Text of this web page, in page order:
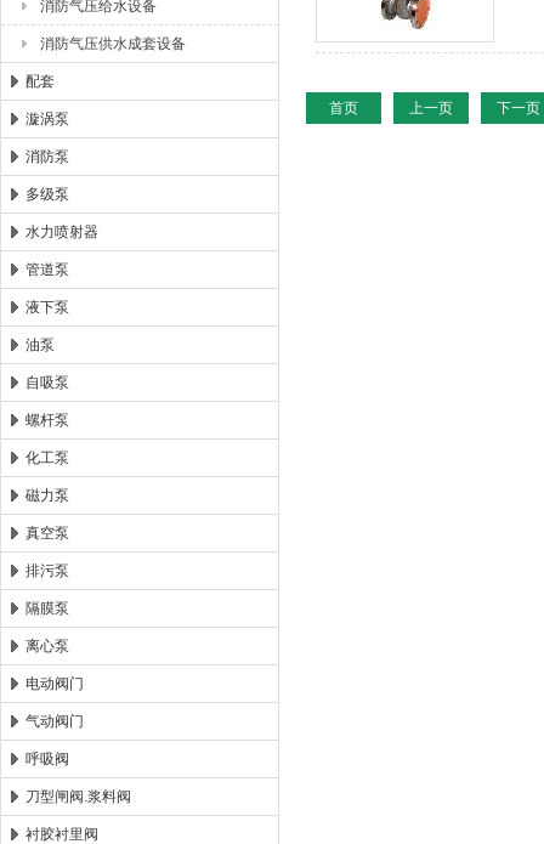
消防气压给水设备
消防气压供水成套设备
配套
漩涡泵
消防泵
多级泵
水力喷射器
管道泵
液下泵
油泵
自吸泵
螺杆泵
化工泵
磁力泵
真空泵
排污泵
隔膜泵
离心泵
电动阀门
气动阀门
呼吸阀
刀型闸阀.浆料阀
衬胶衬里阀
首页 上一页 下一页